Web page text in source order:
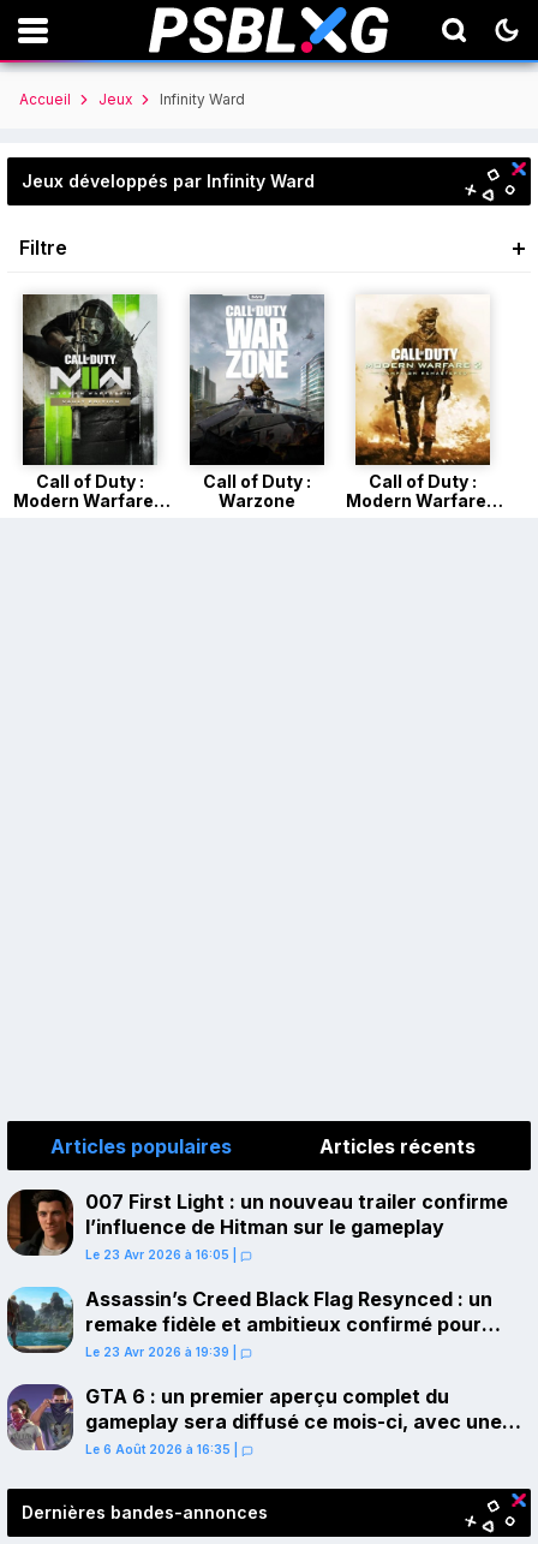
Accueil Jeux Infinity Ward
Jeux développés par Infinity Ward
Filtre
Call of Duty :
Modern Warfare 2
Call of Duty :
Warzone
Call of Duty :
Modern Warfare 2
Articles populaires Articles récents
007 First Light : un nouveau trailer confirme
l’influence de Hitman sur le gameplay
Le 23 Avr 2026 à 16:05
Assassin’s Creed Black Flag Resynced : un
remake fidèle et ambitieux confirmé pour
juillet sur PS5
Le 23 Avr 2026 à 19:39
GTA 6 : un premier aperçu complet du
gameplay sera diffusé ce mois-ci, avec une
avant-première sur Netflix
Le 6 Août 2026 à 16:35
Dernières bandes-annonces